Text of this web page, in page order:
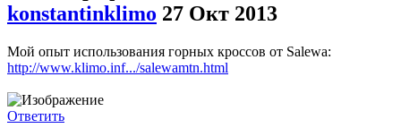
konstantinklimo 27 Окт 2013
Мой опыт использования горных кроссов от Salewa:
http://www.klimo.inf.../salewamtn.html
Ответить